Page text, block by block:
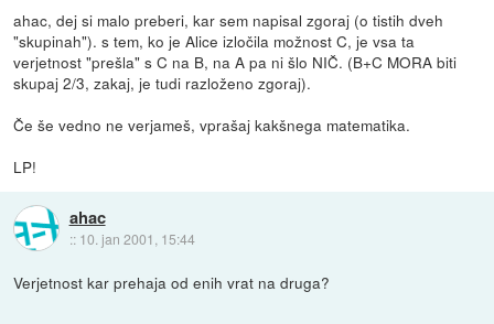
ahac, dej si malo preberi, kar sem napisal zgoraj (o tistih dveh
"skupinah"). s tem, ko je Alice izločila možnost C, je vsa ta
verjetnost "prešla" s C na B, na A pa ni šlo NIČ. (B+C MORA biti
skupaj 2/3, zakaj, je tudi razloženo zgoraj).
Če še vedno ne verjameš, vprašaj kakšnega matematika.
LP!
ahac
:: 10. jan 2001, 15:44
Verjetnost kar prehaja od enih vrat na druga?